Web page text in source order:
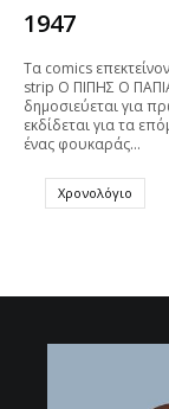
1947
Τα comics
strip O ΠΙΠΗΣ Ο
δημοσιεύεται για
εκδίδεται για τα
ένας φουκαράς…
Χρονολόγιο